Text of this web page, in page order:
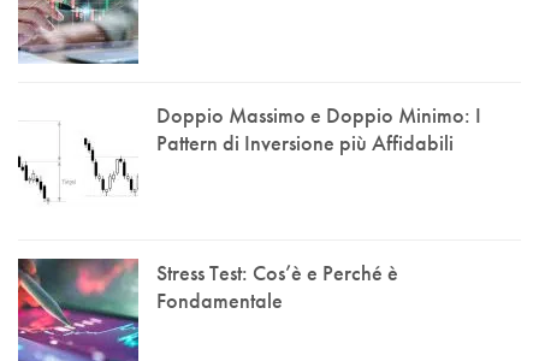
Doppio Massimo e Doppio Minimo: I
Pattern di Inversione più Affidabili
Stress Test: Cos’è e Perché è
Fondamentale